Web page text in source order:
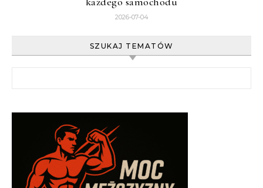
2026-07-04
SZUKAJ TEMATÓW